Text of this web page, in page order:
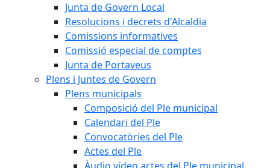
Junta de Govern Local
Resolucions i decrets d'Alcaldia
Comissions informatives
Comissió especial de comptes
Junta de Portaveus
Plens i Juntes de Govern
Plens municipals
Composició del Ple municipal
Calendari del Ple
Convocatòries del Ple
Actes del Ple